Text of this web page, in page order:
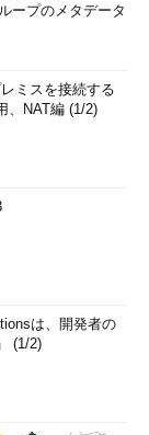
ープのメタデータ
ミスを接続する
、NAT編 (1/2)
は、開発者の
(1/2)